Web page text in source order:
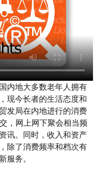
内地大多数老年人拥有
现今长者的生活态度和
发局在内地进行的消费
，网上网下聚会相当频
讯。同时，收入和资产
除了消费频率和档次有
服务。